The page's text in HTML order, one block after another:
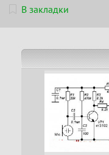
В закладки